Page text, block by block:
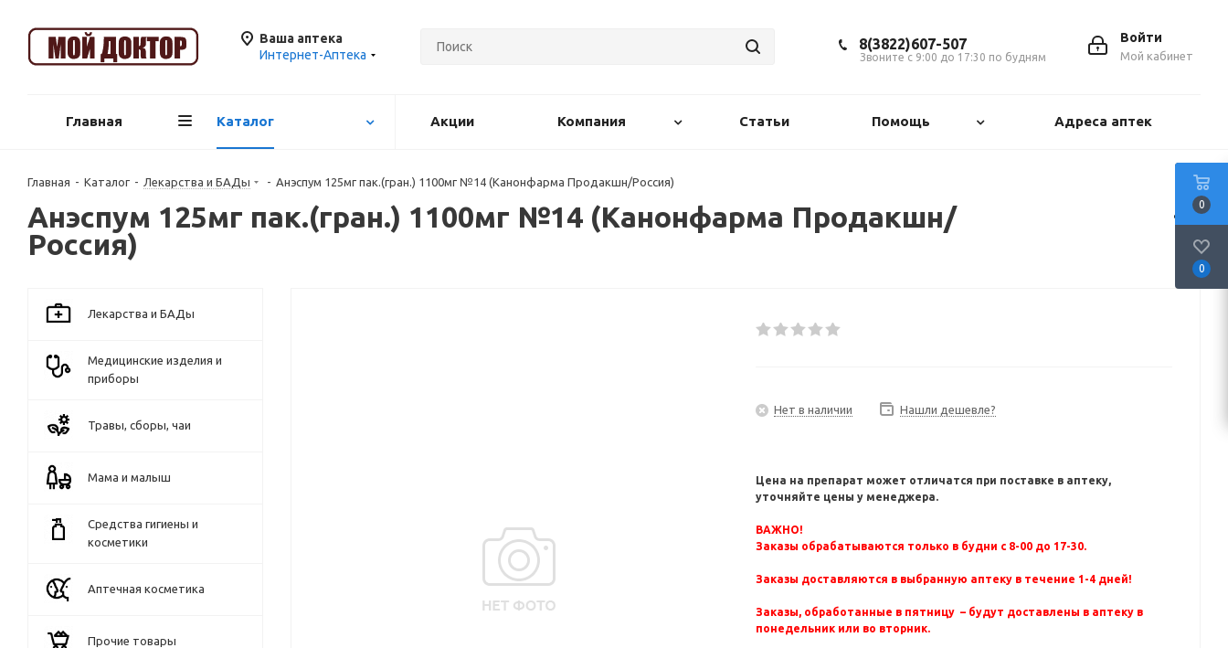
Ваша аптека
Интернет-Аптека
Войти
Мой кабинет
8(3822)607-507
Звоните с 9:00 до 17:30 по будням
Главная Каталог Акции Компания Статьи Помощь Адреса аптек
Главная - Каталог - Лекарства и БАДы - Анэспум 125мг пак.(гран.) 1100мг №14 (Канонфарма Продакшн/Россия)
Анэспум 125мг пак.(гран.) 1100мг №14 (Канонфарма Продакшн/
Россия)
Нет в наличии Нашли дешевле?
Цена на препарат может отличатся при поставке в аптеку,
уточняйте цены у менеджера.
ВАЖНО!
Заказы обрабатываются только в будни с 8-00 до 17-30.
Заказы доставляются в выбранную аптеку в течение 1-4 дней!
Заказы, обработанные в пятницу – будут доставлены в аптеку в
понедельник или во вторник.
Лекарства и БАДы
Медицинские изделия и
приборы
Травы, сборы, чаи
Мама и малыш
Средства гигиены и
косметики
Аптечная косметика
Прочие товары
0
0